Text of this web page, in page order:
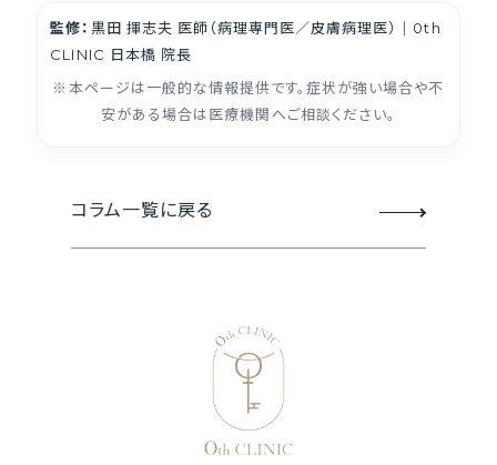
監修： 黒田 揮志夫 医師（病理専門医／皮膚病理医）｜ 0th
CLINIC 日本橋 院長
※本ページは一般的な情報提供です。症状が強い場合や不
安がある場合は医療機関へご相談ください。
コラム一覧に戻る